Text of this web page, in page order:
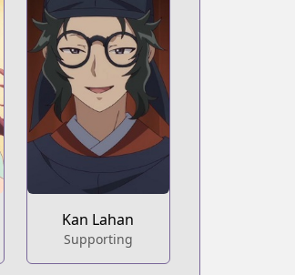
Kan Lahan
Supporting